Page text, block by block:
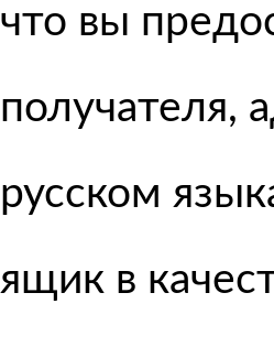
что вы
получателя,
русском
ящик в